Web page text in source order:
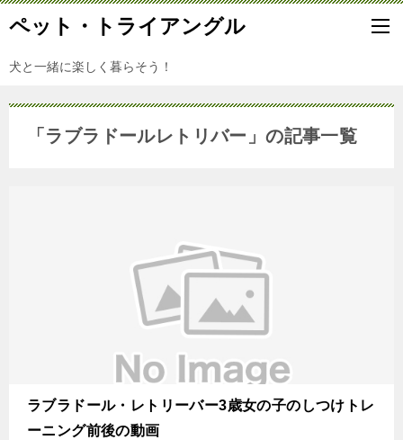
ペット・トライアングル
犬と一緒に楽しく暮らそう！
「ラブラドールレトリバー」の記事一覧
ラブラドール・レトリーバー3歳女の子のしつけトレ
ーニング前後の動画